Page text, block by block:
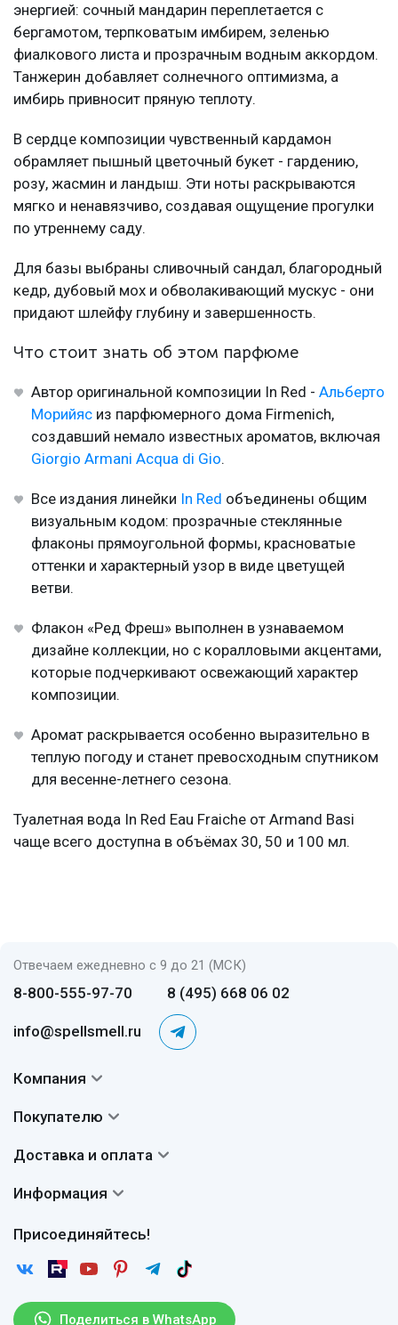
энергией: сочный мандарин переплетается с
бергамотом, терпковатым имбирем, зеленью
фиалкового листа и прозрачным водным аккордом.
Танжерин добавляет солнечного оптимизма, а
имбирь привносит пряную теплоту.
В сердце композиции чувственный кардамон
обрамляет пышный цветочный букет - гардению,
розу, жасмин и ландыш. Эти ноты раскрываются
мягко и ненавязчиво, создавая ощущение прогулки
по утреннему саду.
Для базы выбраны сливочный сандал, благородный
кедр, дубовый мох и обволакивающий мускус - они
придают шлейфу глубину и завершенность.
Что стоит знать об этом парфюме
Автор оригинальной композиции In Red - Альберто
Морийяс из парфюмерного дома Firmenich,
создавший немало известных ароматов, включая
Giorgio Armani Acqua di Gio.
Все издания линейки In Red объединены общим
визуальным кодом: прозрачные стеклянные
флаконы прямоугольной формы, красноватые
оттенки и характерный узор в виде цветущей
ветви.
Флакон «Ред Фреш» выполнен в узнаваемом
дизайне коллекции, но с коралловыми акцентами,
которые подчеркивают освежающий характер
композиции.
Аромат раскрывается особенно выразительно в
теплую погоду и станет превосходным спутником
для весенне-летнего сезона.
Туалетная вода In Red Eau Fraiche от Armand Basi
чаще всего доступна в объёмах 30, 50 и 100 мл.
Отвечаем ежедневно с 9 до 21 (МСК)
8-800-555-97-70 8 (495) 668 06 02
info@spellsmell.ru
Поделиться в WhatsApp
Присоединяйтесь!
Компания
Авторы
Сертификаты
Покупателю
Вопросы и ответы
Отзывы
Рассылка
Доставка и оплата
Доставка
Возврат
Информация
Пользовательское соглашение
Защита персональных данных